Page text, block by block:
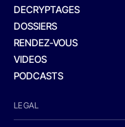
DECRYPTAGES
DOSSIERS
RENDEZ-VOUS
VIDEOS
PODCASTS
LEGAL